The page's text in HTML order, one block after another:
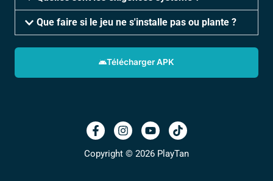
Que faire si le jeu ne s'installe pas ou plante ?
Télécharger APK
Copyright © 2026 PlayTan